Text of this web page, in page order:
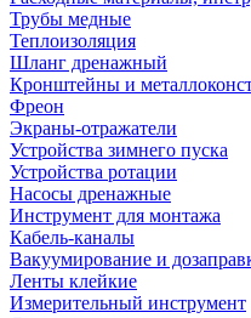
Трубы медные
Теплоизоляция
Шланг дренажный
Кронштейны и
Фреон
Экраны-отражатели
Устройства зимнего пуска
Устройства ротации
Насосы дренажные
Инструмент для монтажа
Кабель-каналы
Вакуумирование и
Ленты клейкие
Измерительный инструмент